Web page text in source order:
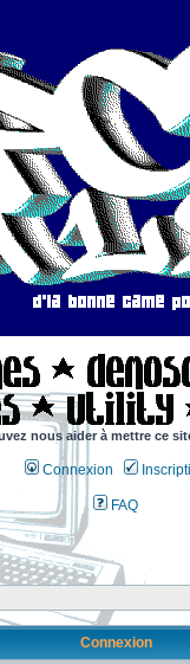
nous aider à mettre ce
Connexion
FAQ
Connexion